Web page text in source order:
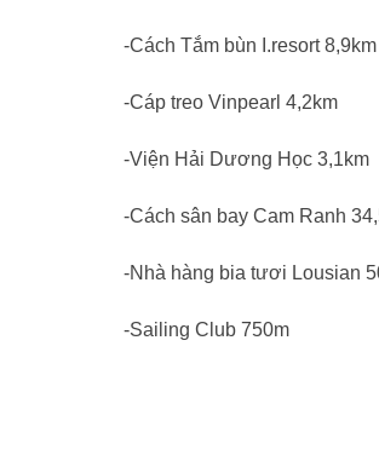
-Cách Tắm bùn I.resort 8,9km
-Cáp treo Vinpearl 4,2km
-Viện Hải Dương Học 3,1km
-Cách sân bay Cam Ranh
-Nhà hàng bia tươi Lousian
-Sailing Club 750m